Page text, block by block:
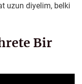
uzun diyelim, belki
Bir